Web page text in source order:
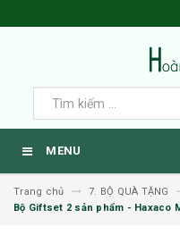
MENU
Trang chủ
7. BỘ QUÀ TẶNG
Bộ Giftset 2 sản phẩm - Haxaco